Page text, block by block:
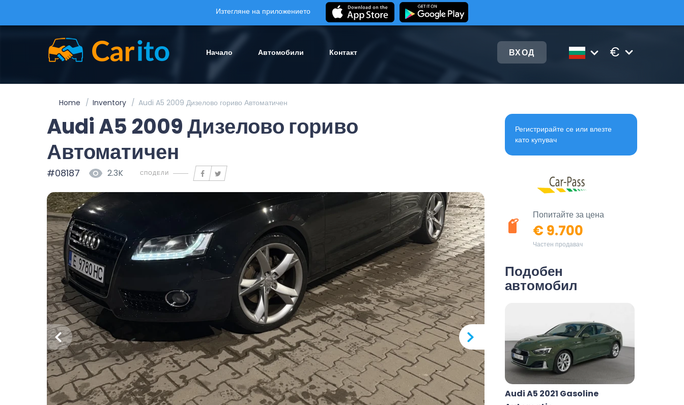
Изтегляне на приложението
Начало Автомобили Контакт ВХОД €
Home Inventory Audi A5 2009 Дизелово гориво Автоматичен
Audi A5 2009 Дизелово гориво
Автоматичен
#08187 2.3K СПОДЕЛИ
Регистрирайте се или влезте
като купувач
Попитайте за цена
€ 9.700
Частен продавач
Подобен
автомобил
Audi A5 2021 Gasoline